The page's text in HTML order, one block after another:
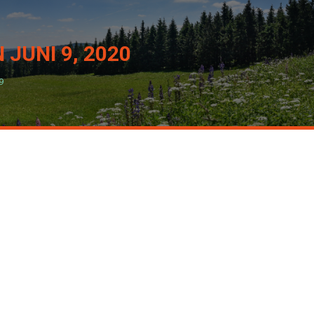
JUNI 9, 2020